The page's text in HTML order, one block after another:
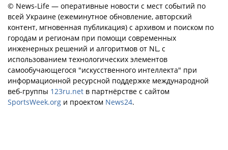
© News-Life — оперативные новости с мест событий по
всей Украине (ежеминутное обновление, авторский
контент, мгновенная публикация) с архивом и поиском по
городам и регионам при помощи современных
инженерных решений и алгоритмов от NL, с
использованием технологических элементов
самообучающегося "искусственного интеллекта" при
информационной ресурсной поддержке международной
веб-группы 123ru.net в партнёрстве с сайтом
SportsWeek.org и проектом News24.